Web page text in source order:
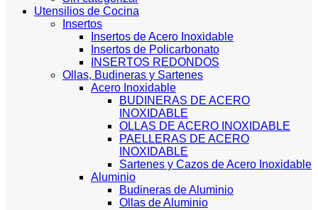
Utensilios de Cocina
Insertos
Insertos de Acero Inoxidable
Insertos de Policarbonato
INSERTOS REDONDOS
Ollas, Budineras y Sartenes
Acero Inoxidable
BUDINERAS DE ACERO
INOXIDABLE
OLLAS DE ACERO INOXIDABLE
PAELLERAS DE ACERO
INOXIDABLE
Sartenes y Cazos de Acero Inoxidable
Aluminio
Budineras de Aluminio
Ollas de Aluminio